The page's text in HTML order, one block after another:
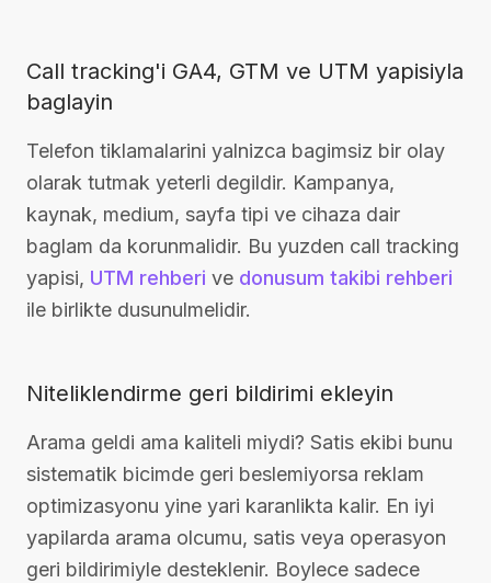
Call tracking'i GA4, GTM ve UTM yapisiyla
baglayin
Telefon tiklamalarini yalnizca bagimsiz bir olay
olarak tutmak yeterli degildir. Kampanya,
kaynak, medium, sayfa tipi ve cihaza dair
baglam da korunmalidir. Bu yuzden call tracking
yapisi, UTM rehberi ve donusum takibi rehberi
ile birlikte dusunulmelidir.
Niteliklendirme geri bildirimi ekleyin
Arama geldi ama kaliteli miydi? Satis ekibi bunu
sistematik bicimde geri beslemiyorsa reklam
optimizasyonu yine yari karanlikta kalir. En iyi
yapilarda arama olcumu, satis veya operasyon
geri bildirimiyle desteklenir. Boylece sadece